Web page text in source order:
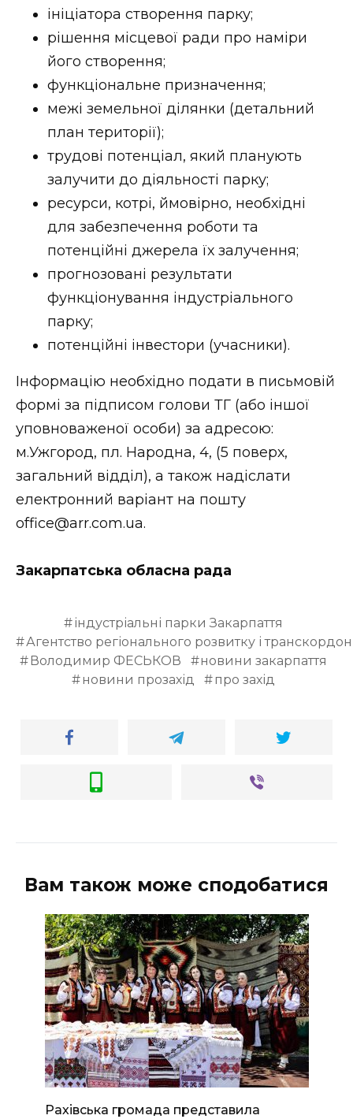
ініціатора створення парку;
рішення місцевої ради про наміри
його створення;
функціональне призначення;
межі земельної ділянки (детальний
план території);
трудові потенціал, який планують
залучити до діяльності парку;
ресурси, котрі, ймовірно, необхідні
для забезпечення роботи та
потенційні джерела їх залучення;
прогнозовані результати
функціонування індустріального
парку;
потенційні інвестори (учасники).
Інформацію необхідно подати в письмовій
формі за підписом голови ТГ (або іншої
уповноваженої особи) за адресою:
м.Ужгород, пл. Народна, 4, (5 поверх,
загальний відділ), а також надіслати
електронний варіант на пошту
office@arr.com.ua.
Закарпатська обласна рада
індустріальні парки Закарпаття
Агентство регіонального розвитку і
Володимир ФЕСЬКОВ
новини закарпаття
новини прозахід
про захід
Вам також може сподобатися
Рахівська громада представила